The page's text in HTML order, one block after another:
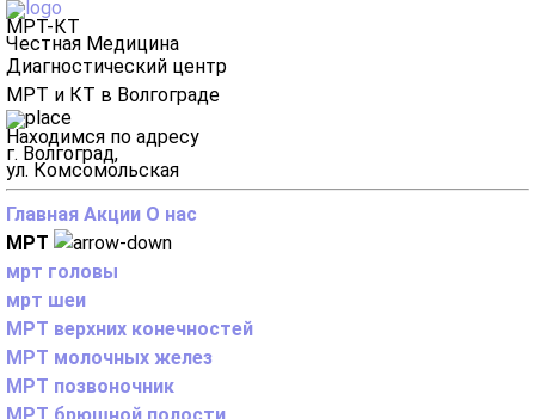
МРТ-КТ
Честная Медицина
Диагностический центр
МРТ и КТ в Волгограде
Находимся по адресу
г. Волгоград,
ул. Комсомольская
Главная Акции О нас
МРТ
мрт головы
мрт шеи
МРТ верхних конечностей
МРТ молочных желез
МРТ позвоночник